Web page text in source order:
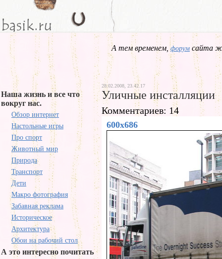
А тем временем,форум сайта
Наша жизнь и все что
вокруг нас.
Обзор интернет
Настольные игры
Про спорт
Животный мир
Природа
Транспорт
Дети
Макро фотография
Забавная реклама
Историческое
Архитектура
Обои на рабочий стол
А это интересно почитать
28.02.2008, 23.42.17
Уличные инсталляции
Комментариев: 14
600x686